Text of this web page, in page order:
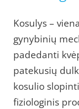
Kosulys –
gynybinių
padedanti
patekusių
kosulio
fiziologinis